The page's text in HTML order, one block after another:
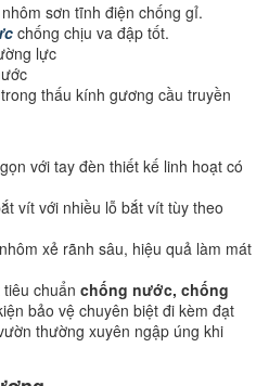
sơn tĩnh điện chống gỉ.
chống chịu va đập tốt.
lực
thấu kính gương cầu truyền
với tay đèn thiết kế linh hoạt có
vít với nhiều lỗ bắt vít tùy theo
xẻ rãnh sâu, hiệu quả làm mát
chuẩn chống nước, chống
bảo vệ chuyên biệt đi kèm đạt
thường xuyên ngập úng khi